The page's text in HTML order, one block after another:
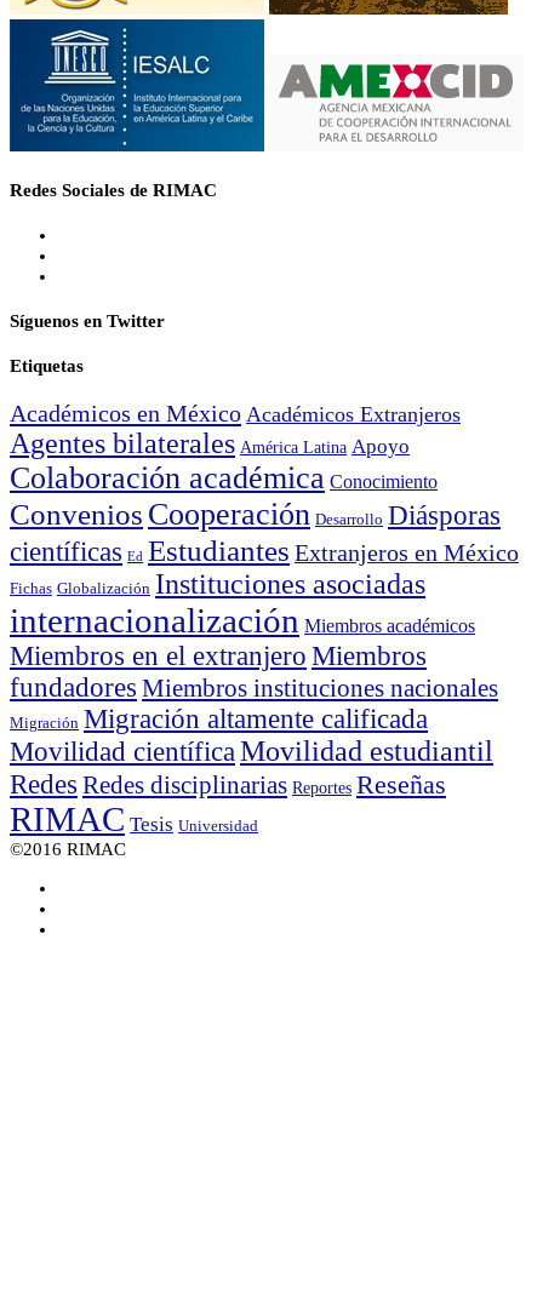
Redes Sociales de RIMAC
Síguenos en Twitter
Etiquetas
Académicos en México Académicos Extranjeros
Agentes bilaterales América Latina Apoyo
Colaboración académica Conocimiento
Convenios Cooperación Desarrollo Diásporas
científicas Ed Estudiantes Extranjeros en México
Fichas Globalización Instituciones asociadas
internacionalización Miembros académicos
Miembros en el extranjero Miembros
fundadores Miembros instituciones nacionales
Migración Migración altamente calificada
Movilidad científicaMovilidad estudiantil
Redes Redes disciplinarias Reportes Reseñas
RIMAC Tesis Universidad
©2016 RIMAC